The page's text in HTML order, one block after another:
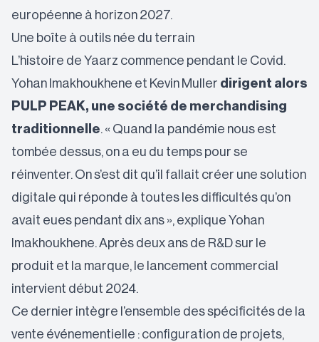
européenne à horizon 2027.
Une boîte à outils née du terrain
L’histoire de Yaarz commence pendant le Covid.
Yohan Imakhoukhene et Kevin Muller dirigent alors
PULP PEAK, une société de merchandising
traditionnelle. « Quand la pandémie nous est
tombée dessus, on a eu du temps pour se
réinventer. On s’est dit qu’il fallait créer une solution
digitale qui réponde à toutes les difficultés qu’on
avait eues pendant dix ans », explique Yohan
Imakhoukhene. Après deux ans de R&D sur le
produit et la marque, le lancement commercial
intervient début 2024.
Ce dernier intègre l’ensemble des spécificités de la
vente événementielle : configuration de projets,